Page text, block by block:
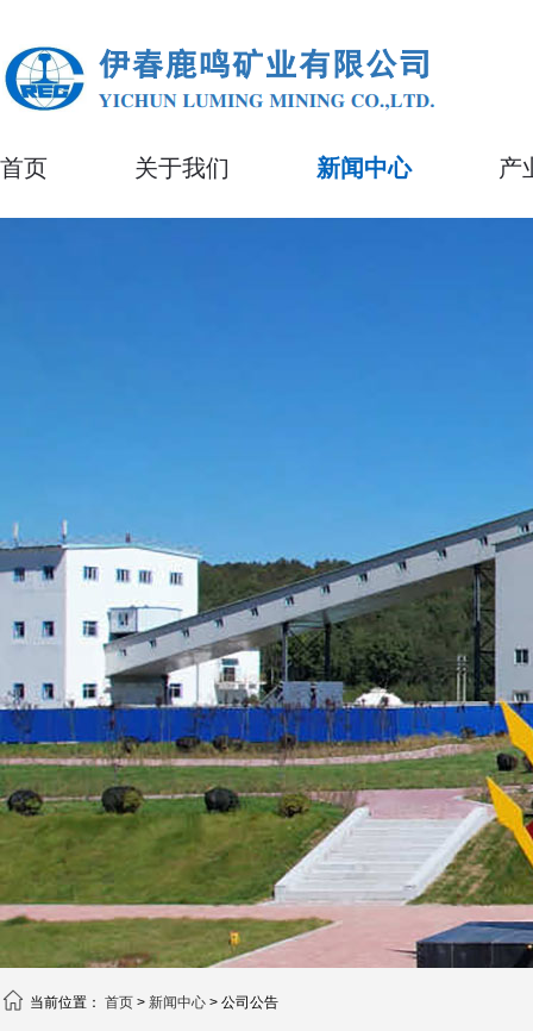
首页 关于我们 新闻中心 产
当前位置： 首页 > 新闻中心 > 公司公告